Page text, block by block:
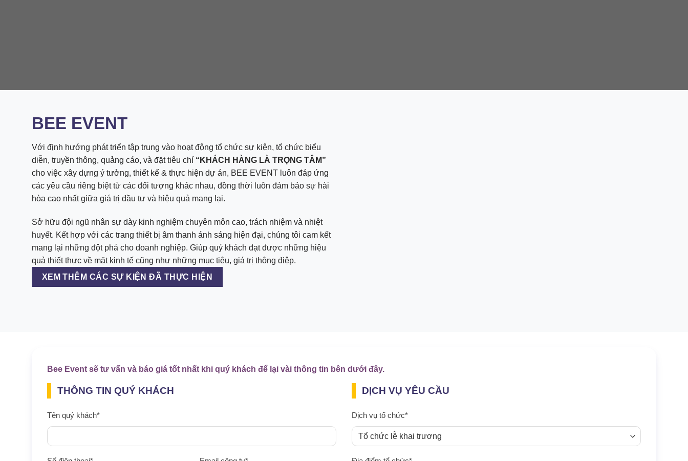
BEE EVENT
Với định hướng phát triển tập trung vào hoạt động tổ chức sự kiện, tổ chức biểu
diễn, truyền thông, quảng cáo, và đặt tiêu chí “KHÁCH HÀNG LÀ TRỌNG TÂM”
cho việc xây dựng ý tưởng, thiết kế & thực hiện dự án, BEE EVENT luôn đáp ứng
các yêu cầu riêng biệt từ các đối tượng khác nhau, đồng thời luôn đảm bảo sự hài
hòa cao nhất giữa giá trị đầu tư và hiệu quả mang lại.
Sở hữu đội ngũ nhân sự dày kinh nghiệm chuyên môn cao, trách nhiệm và nhiệt
huyết. Kết hợp với các trang thiết bị âm thanh ánh sáng hiện đại, chúng tôi cam kết
mang lại những đột phá cho doanh nghiệp. Giúp quý khách đạt được những hiệu
quả thiết thực về mặt kinh tế cũng như những mục tiêu, giá trị thông điệp.
XEM THÊM CÁC SỰ KIỆN ĐÃ THỰC HIỆN
Bee Event sẽ tư vấn và báo giá tốt nhất khi quý khách để lại vài thông tin bên dưới đây.
THÔNG TIN QUÝ KHÁCH
Tên quý khách*
DỊCH VỤ YÊU CẦU
Dịch vụ tổ chức*